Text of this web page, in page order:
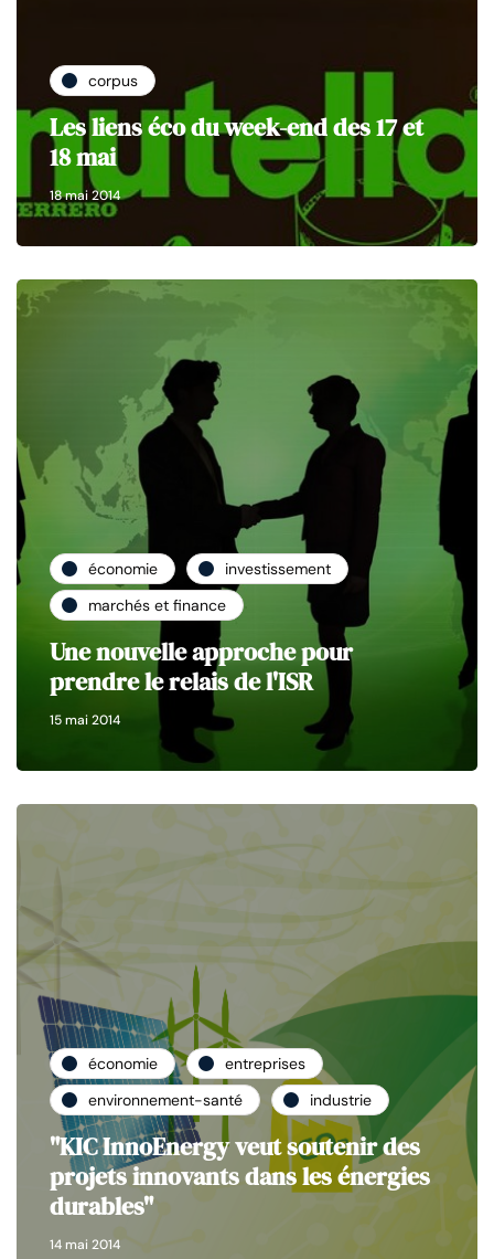
corpus
Les liens éco du week-end des 17 et
18 mai
18 mai 2014
économie
investissement
marchés et finance
Une nouvelle approche pour
prendre le relais de l'ISR
15 mai 2014
économie
entreprises
environnement-santé
industrie
"KIC InnoEnergy veut soutenir des
projets innovants dans les énergies
durables"
14 mai 2014